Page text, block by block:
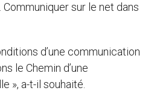
sur le net dans
d’une communication
le Chemin d’une
», a-t-il souhaité.